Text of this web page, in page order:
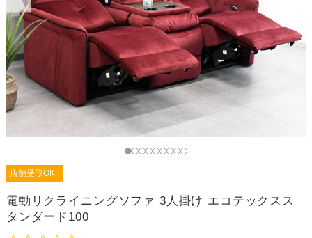
店舗受取OK
電動リクライニングソファ 3人掛け エコテックスス
タンダード100